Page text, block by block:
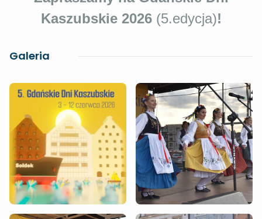
Kaszubskie 2026 (5.edycja)!
Galeria